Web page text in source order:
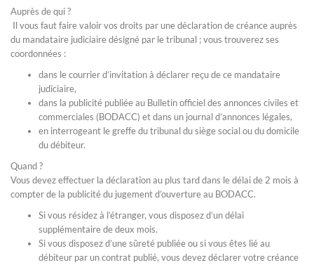
Auprès de qui ?
Il vous faut faire valoir vos droits par une déclaration de créance auprès
du mandataire judiciaire désigné par le tribunal ; vous trouverez ses
coordonnées :
dans le courrier d’invitation à déclarer reçu de ce mandataire
judiciaire,
dans la publicité publiée au Bulletin officiel des annonces civiles et
commerciales (BODACC) et dans un journal d’annonces légales,
en interrogeant le greffe du tribunal du siège social ou du domicile
du débiteur.
Quand ?
Vous devez effectuer la déclaration au plus tard dans le délai de 2 mois à
compter de la publicité du jugement d’ouverture au BODACC.
Si vous résidez à l’étranger, vous disposez d’un délai
supplémentaire de deux mois.
Si vous disposez d’une sûreté publiée ou si vous êtes lié au
débiteur par un contrat publié, vous devez déclarer votre créance